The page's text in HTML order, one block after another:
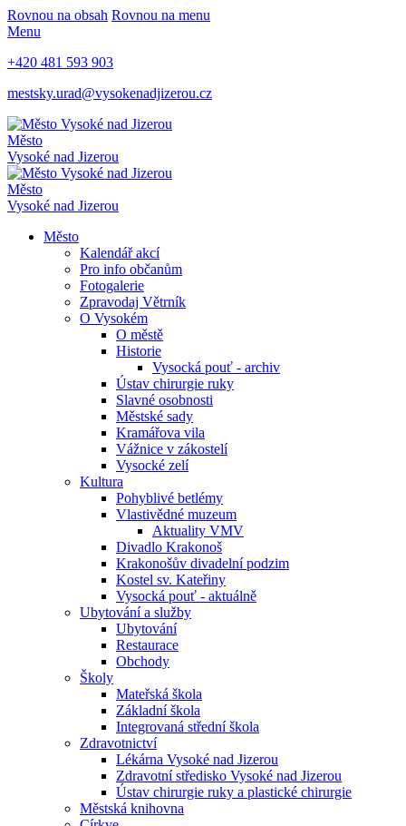
Rovnou na obsah Rovnou na menu
Menu
+420 481 593 903
mestsky.urad@vysokenadjizerou.cz
Město
Vysoké nad Jizerou
Město
Vysoké nad Jizerou
Město
Kalendář akcí
Pro info občanům
Fotogalerie
Zpravodaj Větrník
O Vysokém
O městě
Historie
Vysocká pouť - archiv
Ústav chirurgie ruky
Slavné osobnosti
Městské sady
Kramářova vila
Vážnice v zákostelí
Vysocké zelí
Kultura
Pohyblivé betlémy
Vlastivědné muzeum
Aktuality VMV
Divadlo Krakonoš
Krakonošův divadelní podzim
Kostel sv. Kateřiny
Vysocká pouť - aktuálně
Ubytování a služby
Ubytování
Restaurace
Obchody
Školy
Mateřská škola
Základní škola
Integrovaná střední škola
Zdravotnictví
Lékárna Vysoké nad Jizerou
Zdravotní středisko Vysoké nad Jizerou
Ústav chirurgie ruky a plastické chirurgie
Městská knihovna